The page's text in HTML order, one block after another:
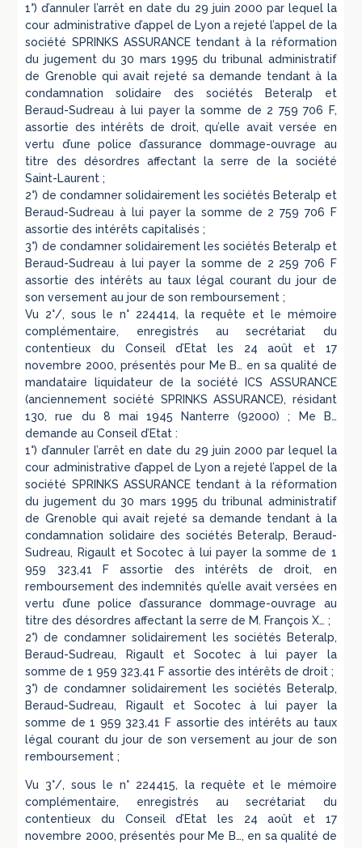
1°) d’annuler l’arrêt en date du 29 juin 2000 par lequel la
cour administrative d’appel de Lyon a rejeté l’appel de la
société SPRINKS ASSURANCE tendant à la réformation
du jugement du 30 mars 1995 du tribunal administratif
de Grenoble qui avait rejeté sa demande tendant à la
condamnation solidaire des sociétés Beteralp et
Beraud-Sudreau à lui payer la somme de 2 759 706 F,
assortie des intérêts de droit, qu’elle avait versée en
vertu d’une police d’assurance dommage-ouvrage au
titre des désordres affectant la serre de la société
Saint-Laurent ;
2°) de condamner solidairement les sociétés Beteralp et
Beraud-Sudreau à lui payer la somme de 2 759 706 F
assortie des intérêts capitalisés ;
3°) de condamner solidairement les sociétés Beteralp et
Beraud-Sudreau à lui payer la somme de 2 259 706 F
assortie des intérêts au taux légal courant du jour de
son versement au jour de son remboursement ;
Vu 2°/, sous le n° 224414, la requête et le mémoire
complémentaire, enregistrés au secrétariat du
contentieux du Conseil d’Etat les 24 août et 17
novembre 2000, présentés pour Me B… en sa qualité de
mandataire liquidateur de la société ICS ASSURANCE
(anciennement société SPRINKS ASSURANCE), résidant
130, rue du 8 mai 1945 Nanterre (92000) ; Me B…
demande au Conseil d’Etat :
1°) d’annuler l’arrêt en date du 29 juin 2000 par lequel la
cour administrative d’appel de Lyon a rejeté l’appel de la
société SPRINKS ASSURANCE tendant à la réformation
du jugement du 30 mars 1995 du tribunal administratif
de Grenoble qui avait rejeté sa demande tendant à la
condamnation solidaire des sociétés Beteralp, Beraud-
Sudreau, Rigault et Socotec à lui payer la somme de 1
959 323,41 F assortie des intérêts de droit, en
remboursement des indemnités qu’elle avait versées en
vertu d’une police d’assurance dommage-ouvrage au
titre des désordres affectant la serre de M. François X… ;
2°) de condamner solidairement les sociétés Beteralp,
Beraud-Sudreau, Rigault et Socotec à lui payer la
somme de 1 959 323,41 F assortie des intérêts de droit ;
3°) de condamner solidairement les sociétés Beteralp,
Beraud-Sudreau, Rigault et Socotec à lui payer la
somme de 1 959 323,41 F assortie des intérêts au taux
légal courant du jour de son versement au jour de son
remboursement ;
Vu 3°/, sous le n° 224415, la requête et le mémoire
complémentaire, enregistrés au secrétariat du
contentieux du Conseil d’Etat les 24 août et 17
novembre 2000, présentés pour Me B…, en sa qualité de